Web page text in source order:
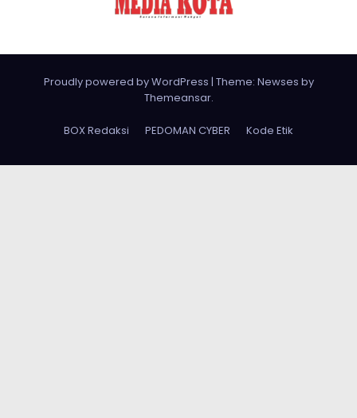
Proudly powered by WordPress | Theme: Newses by
Themeansar.
BOX Redaksi PEDOMAN CYBER Kode Etik